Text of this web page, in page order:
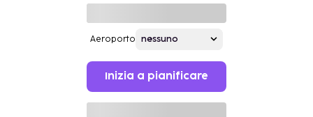
Aeroporto
Inizia a pianificare